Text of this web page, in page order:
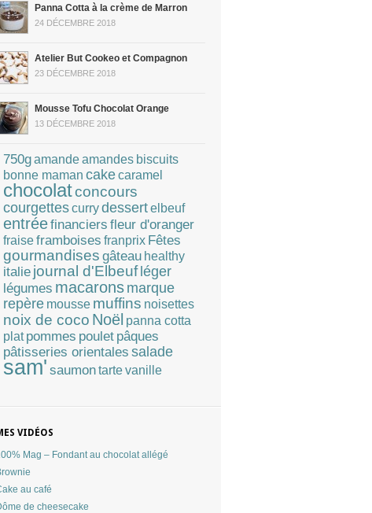
Panna Cotta à la crème de Marron
24 DÉCEMBRE 2018
Atelier But Cookeo et Compagnon
23 DÉCEMBRE 2018
Mousse Tofu Chocolat Orange
13 DÉCEMBRE 2018
750gamandeamandes biscuits
bonne maman cakecaramel
chocolatconcours
courgettescurrydessertelbeuf
entréefinanciers fleur d'oranger
fraiseframboises franprix Fêtes
gourmandises gâteau healthy
italie journal d'Elbeuf léger
légumes macarons marque
repère mousse muffins noisettes
noix de coco Noël panna cotta
plat pommes poulet pâques
pâtisseries orientales salade
sam' saumontartevanille
VIDÉOS
Mag – Fondant au chocolat allégé
au café
de cheesecake